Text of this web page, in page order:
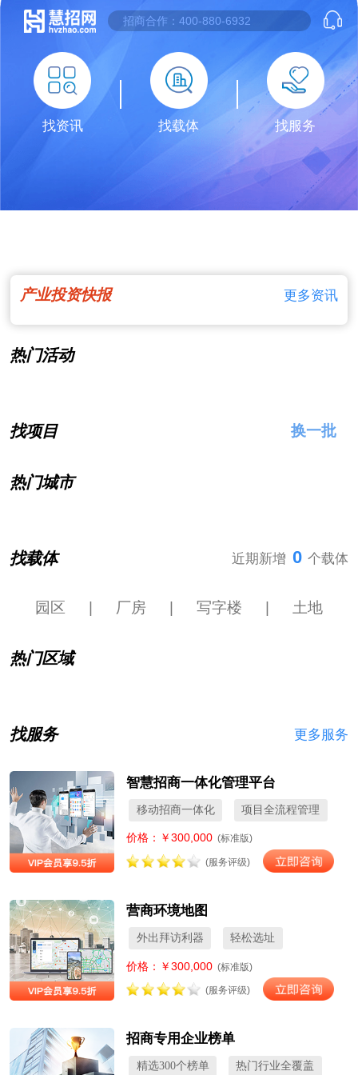
找资讯 找载体 找服务
产业投资快报 更多资讯
热门活动
找项目 换一批
热门城市
找载体 近期新增 0 个载体
园区 厂房 写字楼 土地
热门区域
找服务 更多服务
智慧招商一体化管理平台
移动招商一体化 项目全流程管理
价格：￥300,000 (标准版)
(服务评级)
营商环境地图
外出拜访利器 轻松选址
价格：￥300,000 (标准版)
(服务评级)
招商专用企业榜单
精选300个榜单 热门行业全覆盖